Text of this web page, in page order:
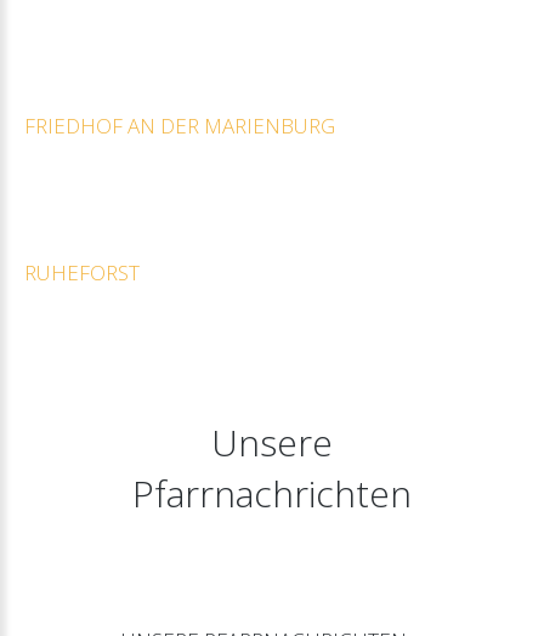
FRIEDHOFAN DER MARIENBURG
RUHEFORST
Unsere
Pfarrnachrichten